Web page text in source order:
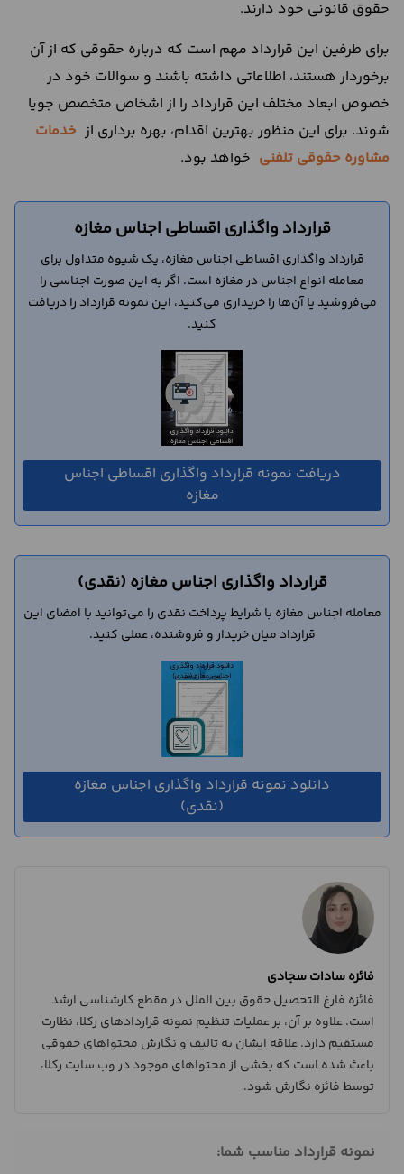
حقوق قانونی خود دارند.
برای طرفین این قرارداد مهم است که درباره حقوقی که از آن
برخوردار هستند، اطلاعاتی داشته باشند و سوالات خود در
خصوص ابعاد مختلف این قرارداد را از اشخاص متخصص جویا
شوند. برای این منظور بهترین اقدام، بهره برداری از خدمات
مشاوره حقوقی تلفنی خواهد بود.
قرارداد واگذاری اقساطی اجناس مغازه
قرارداد واگذاری اقساطی اجناس مغازه، یک شیوه متداول برای
معامله انواع اجناس در مغازه است. اگر به این صورت اجناسی را
می‌فروشید یا آن‌ها را خریداری می‌کنید، این نمونه قرارداد را دریافت
کنید.
دریافت نمونه قرارداد واگذاری اقساطی اجناس
مغازه
قرارداد واگذاری اجناس مغازه (نقدی)
معامله اجناس مغازه با شرایط پرداخت نقدی را می‌توانید با امضای این
قرارداد میان خریدار و فروشنده، عملی کنید.
دانلود نمونه قرارداد واگذاری اجناس مغازه
(نقدی)
فائزه سادات سجادی
فائزه فارغ التحصیل حقوق بین الملل در مقطع کارشناسی ارشد
است. علاوه بر آن، بر عملیات تنظیم نمونه قراردادهای رکلا، نظارت
مستقیم دارد. علاقه ایشان به تالیف و نگارش محتواهای حقوقی
باعث شده است که بخشی از محتواهای موجود در وب سایت رکلا،
توسط فائزه نگارش شود.
نمونه قرارداد مناسب شما: